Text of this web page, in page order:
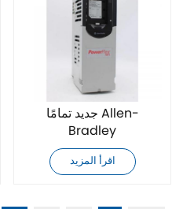
جديد تمامًا Allen-
Bradley
20F11NC3P5AA0NNNNN
محرك تردد متغير للتيار
اقرأ المزيد